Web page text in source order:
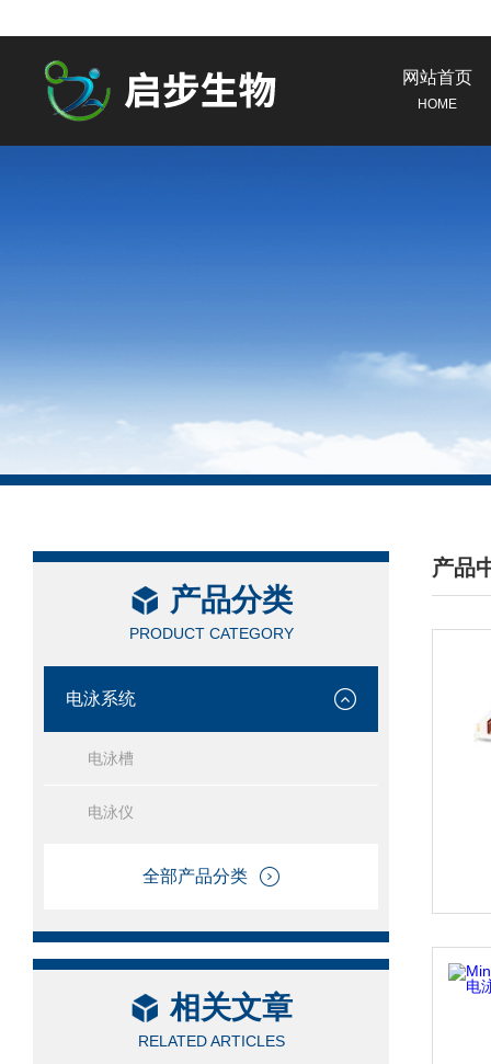
网站首页
HOME
产品分类
PRODUCT CATEGORY
电泳系统
电泳槽
电泳仪
全部产品分类
相关文章
RELATED ARTICLES
产品
/